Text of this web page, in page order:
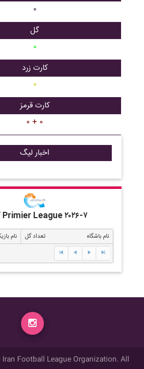
۰
گل
۰
کارت زرد
۰
کارت قرمز
۰ + ۰
اخبار لیگ
گلزنان Primier League ۲۰۲۶-۷
نام تعداد گل نام باشگاه
Football League Organization. All